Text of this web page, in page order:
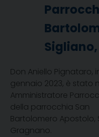
Don Aniello Pignataro,
gennaio 2023, è stato
Amministratore
della parrocchia San
Bartolomero Apostolo,
Gragnano.